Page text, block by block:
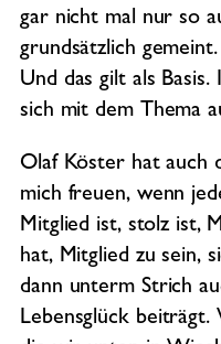
gar nicht mal nur so
grundsätzlich
Und das gilt als Basis.
sich mit dem Thema
Olaf Köster hat auch
mich freuen, wenn
Mitglied ist, stolz ist,
hat, Mitglied zu sein,
dann unterm Strich
Lebensglück beiträgt.